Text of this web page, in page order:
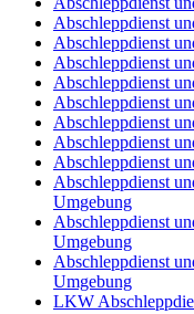
Abschleppdienst
Abschleppdienst
Abschleppdienst
Abschleppdienst
Abschleppdienst
Abschleppdienst
Abschleppdienst
Abschleppdienst
Abschleppdienst
Umgebung
Abschleppdienst
Umgebung
Abschleppdienst
Umgebung
LKW